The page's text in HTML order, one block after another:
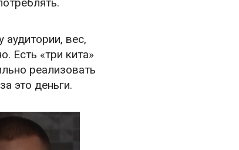
аудитории, вес,
Есть «три кита»
реализовать
это деньги.